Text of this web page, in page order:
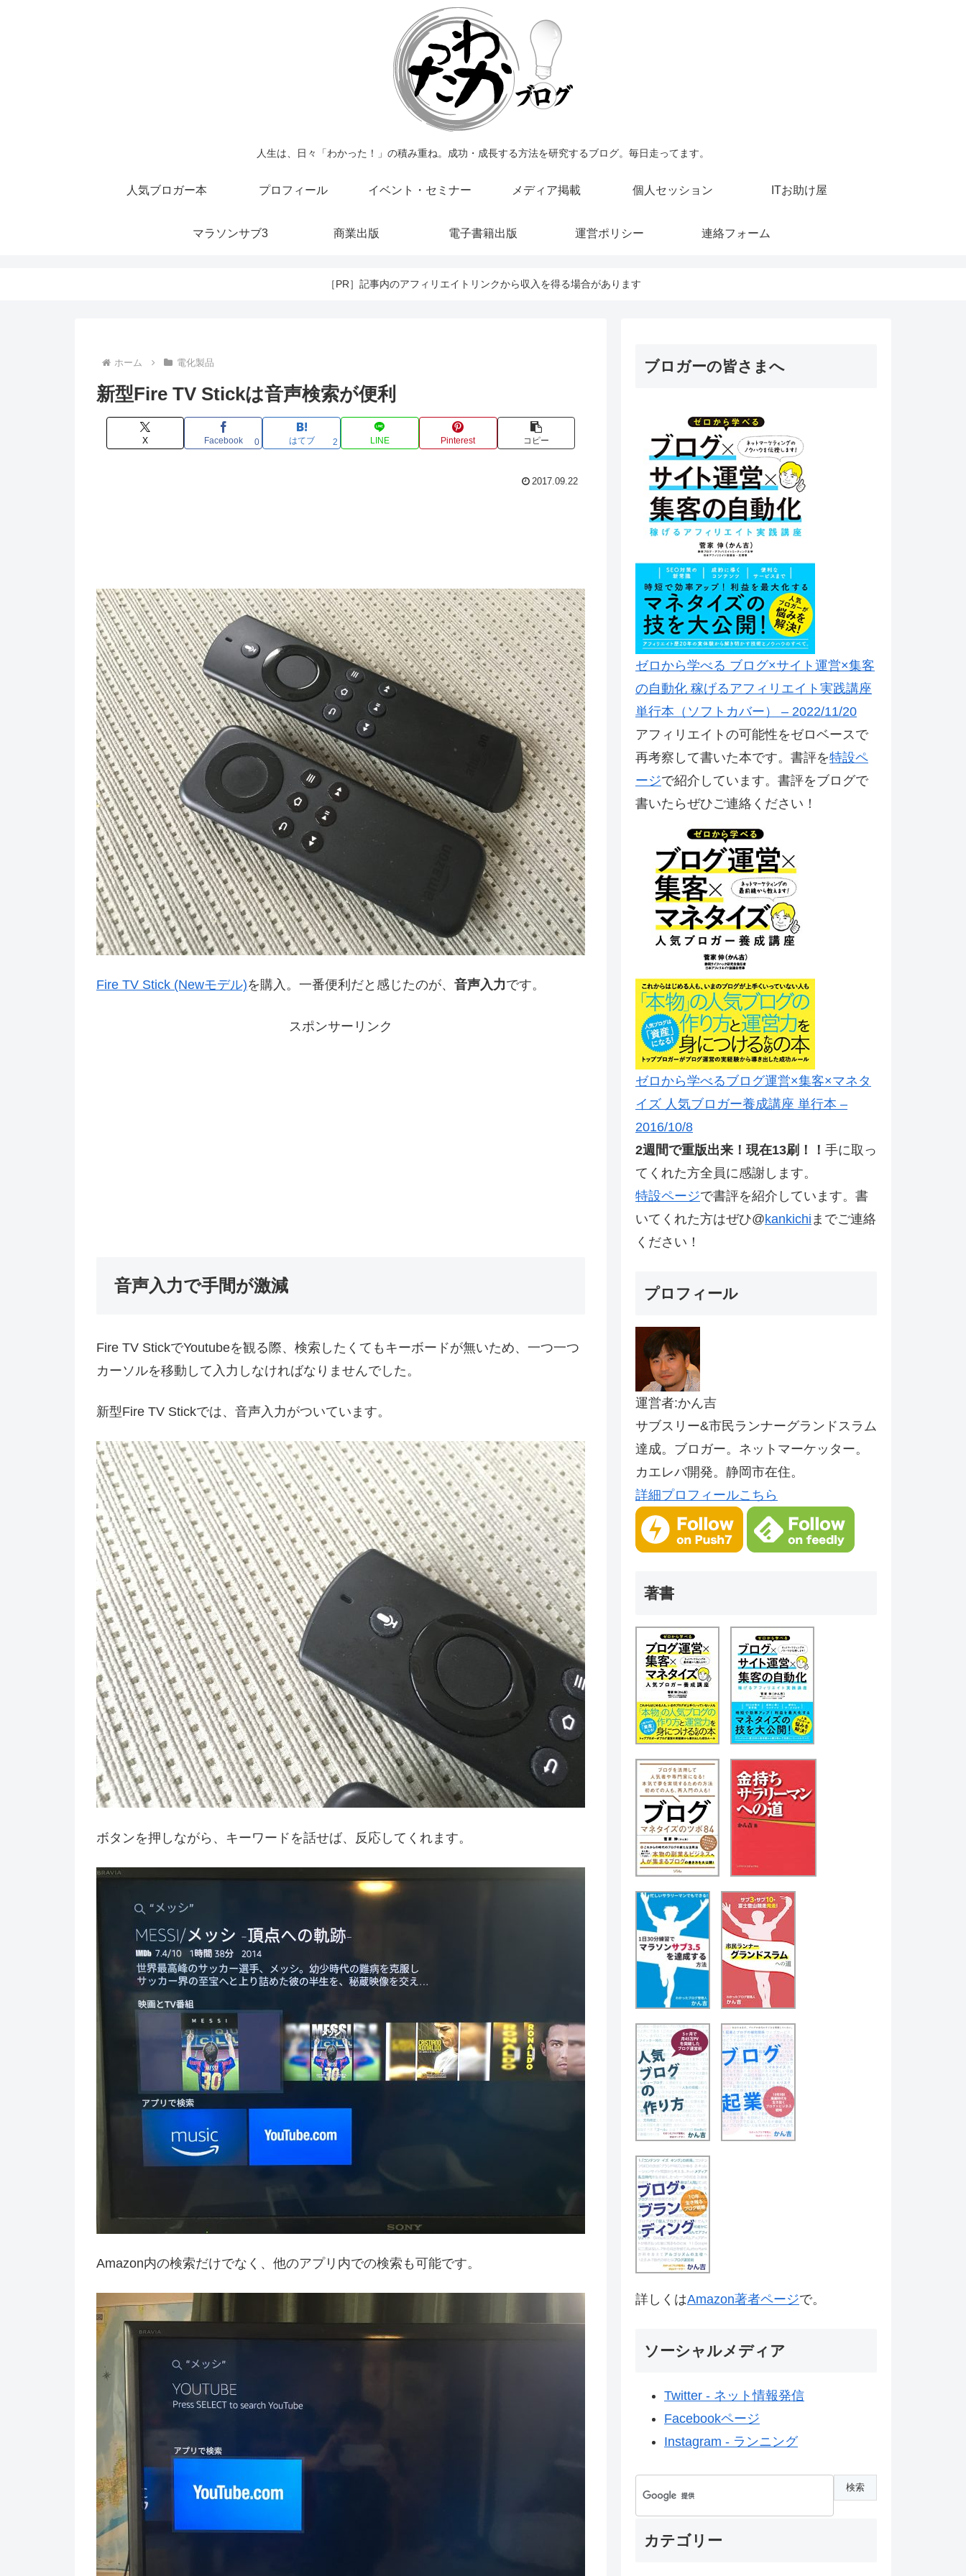
人生は、日々「わかった！」の積み重ね。成功・成長する方法を研究するブログ。毎日走ってます。
人気ブロガー本 プロフィール イベント・セミナー メディア掲載 個人セッション ITお助け屋
マラソンサブ3 商業出版 電子書籍出版 運営ポリシー 連絡フォーム
［PR］記事内のアフィリエイトリンクから収入を得る場合があります
ホーム 電化製品
新型Fire TV Stickは音声検索が便利
X Facebook 0 はてブ 2 LINE Pinterest コピー
2017.09.22
Fire TV Stick (Newモデル)を購入。一番便利だと感じたのが、 音声入力です。
スポンサーリンク
音声入力で手間が激減
Fire TV StickでYoutubeを観る際、検索したくてもキーボードが無いため、一つ一つ
カーソルを移動して入力しなければなりませんでした。
新型Fire TV Stickでは、音声入力がついています。
ボタンを押しながら、キーワードを話せば、反応してくれます。
Amazon内の検索だけでなく、他のアプリ内での検索も可能です。
ブロガーの皆さまへ
ゼロから学べる ブログ×サイト運営×集客
の自動化 稼げるアフィリエイト実践講座
単行本（ソフトカバー） – 2022/11/20
アフィリエイトの可能性をゼロベースで
再考察して書いた本です。書評を特設ペ
ージで紹介しています。書評をブログで
書いたらぜひご連絡ください！
ゼロから学べるブログ運営×集客×マネタ
イズ 人気ブロガー養成講座 単行本 –
2016/10/8
2週間で重版出来！現在13刷！！ 手に取っ
てくれた方全員に感謝します。
特設ページで書評を紹介しています。書
いてくれた方はぜひ@kankichi までご連絡
ください！
プロフィール
運営者:かん吉
サブスリー&市民ランナーグランドスラム
達成。ブロガー。ネットマーケッター。
カエレバ開発。静岡市在住。
詳細プロフィールこちら
著書
詳しくはAmazon著者ページで。
ソーシャルメディア
Twitter - ネット情報発信
Facebookページ
Instagram - ランニング
カテゴリー